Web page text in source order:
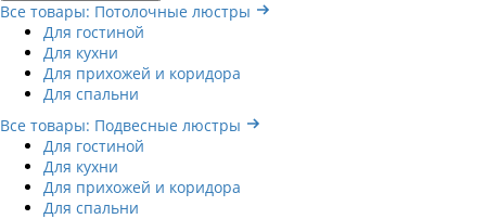
Все товары: Потолочные люстры
Для гостиной
Для кухни
Для прихожей и коридора
Для спальни
Все товары: Подвесные люстры
Для гостиной
Для кухни
Для прихожей и коридора
Для спальни